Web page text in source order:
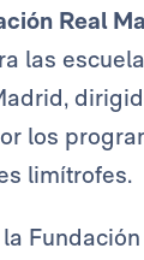
Real
las
los
limítrofes.